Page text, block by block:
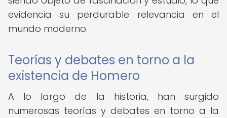
evidencia su perdurable relevancia en el
mundo moderno.
Teorías y debates en torno a la
existencia de Homero
A lo largo de la historia, han surgido
numerosas teorías y debates en torno a la